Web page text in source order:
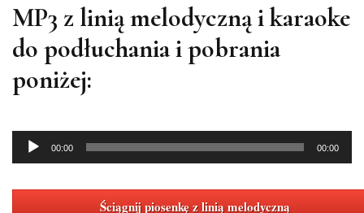
MP3 z linią melodyczną i karaoke
do podłuchania i pobrania
poniżej:
Odtwarzacz
plików
00:00 00:00
Ściągnij piosenkę z linią melodyczną